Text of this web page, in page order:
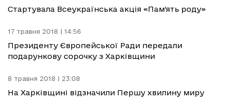
Стартувала Всеукраїнська акція «Пам’ять роду»
17 травня 2018 | 14:56
Президенту Європейської Ради передали
подарункову сорочку з Харківщини
8 травня 2018 | 23:08
На Харківщині відзначили Першу хвилину миру